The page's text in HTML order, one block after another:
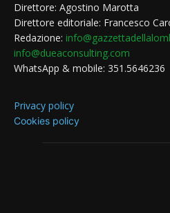
Direttore: Agostino Marotta
Direttore editoriale: Francesco
Redazione:
info@dueaconsulting.com
WhatsApp & mobile: 351.5646236
Privacy policy
Cookies policy